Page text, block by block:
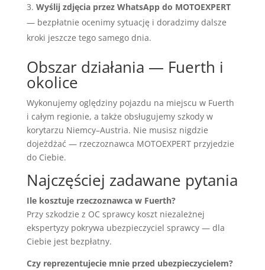
Wyślij zdjęcia przez WhatsApp do MOTOEXPERT
— bezpłatnie ocenimy sytuację i doradzimy dalsze
kroki jeszcze tego samego dnia.
Obszar działania — Fuerth i
okolice
Wykonujemy oględziny pojazdu na miejscu w Fuerth
i całym regionie, a także obsługujemy szkody w
korytarzu Niemcy–Austria. Nie musisz nigdzie
dojeżdżać — rzeczoznawca MOTOEXPERT przyjedzie
do Ciebie.
Najczęściej zadawane pytania
Ile kosztuje rzeczoznawca w Fuerth?
Przy szkodzie z OC sprawcy koszt niezależnej
ekspertyzy pokrywa ubezpieczyciel sprawcy — dla
Ciebie jest bezpłatny.
Czy reprezentujecie mnie przed ubezpieczycielem?